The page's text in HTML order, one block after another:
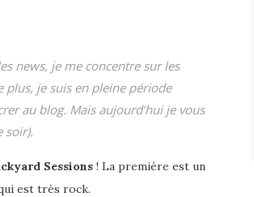
news, je me concentre sur les
plus, je suis en pleine période
au blog. Mais aujourd’hui je vous
soir).
Sessions ! La première est un
est très rock.